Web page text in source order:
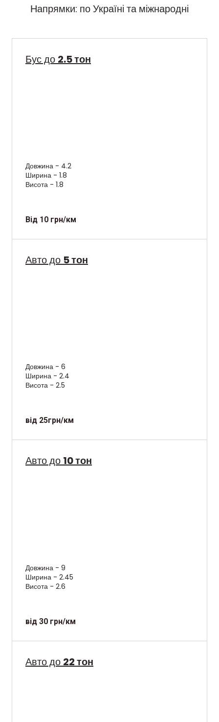
Напрямки: по Україні та міжнародні
Бус до 2.5 тон
Довжина - 4.2
Ширина - 1.8
Висота - 1.8
Від 10 грн/км
Авто до 5 тон
Довжина - 6
Ширина - 2.4
Висота - 2.5
від 25грн/км
Авто до 10 тон
Довжина - 9
Ширина - 2.45
Висота - 2.6
від 30 грн/км
Авто до 22 тон